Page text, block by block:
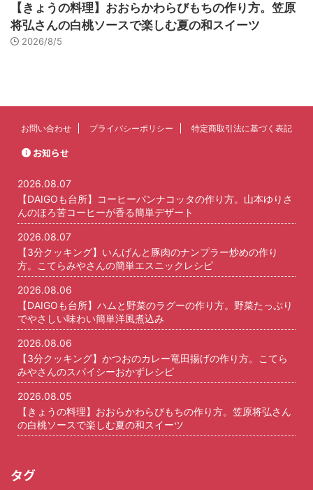
【きょうの料理】おおらかわらびもちの作り方。笠原
将弘さんの白桃ソースで楽しむ夏の和スイーツ
2026/8/5
お問い合わせ プライバシーポリシー 特定商取引法に基づく表記
お知らせ
2026.08.07
【DAIGOも台所】コーヒーパンナコッタの作り方。山本ゆりさ
んのほろ苦コーヒーが香る簡単デザート
2026.08.07
【3分クッキング】いんげんと豚肉のナンプラー炒めの作り
方。こてらみやさんの簡単エスニックレシピ
2026.08.06
【DAIGOも台所】ハムと野菜のラグーの作り方。野菜たっぷり
でやさしい味わい簡単洋風煮込み
2026.08.06
【3分クッキング】かつおのカレー竜田揚げの作り方。こてら
みやさんのスパイシーおかずレシピ
2026.08.05
【きょうの料理】おおらかわらびもちの作り方。笠原将弘さん
の白桃ソースで楽しむ夏の和スイーツ
タグ